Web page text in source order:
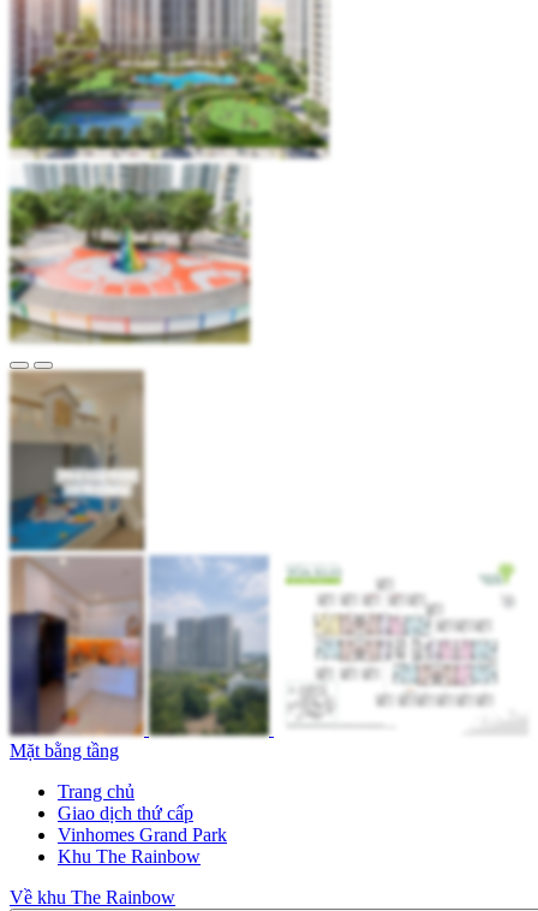
Mặt bằng tầng
Trang chủ
Giao dịch thứ cấp
Vinhomes Grand Park
Khu The Rainbow
Về khu The Rainbow